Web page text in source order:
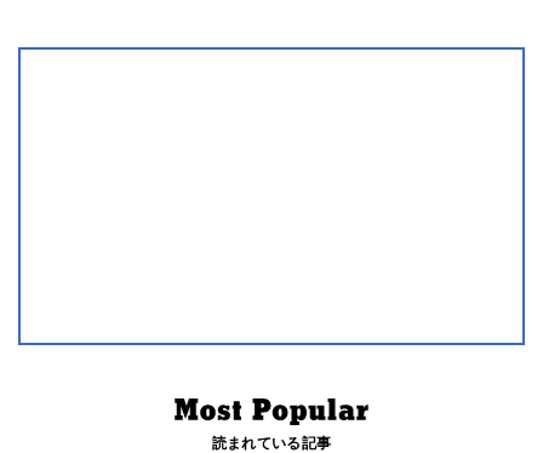
読まれている記事